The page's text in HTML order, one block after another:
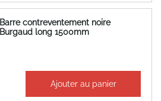
Barre contreventement noire
Burgaud long 1500mm
Ajouter au panier